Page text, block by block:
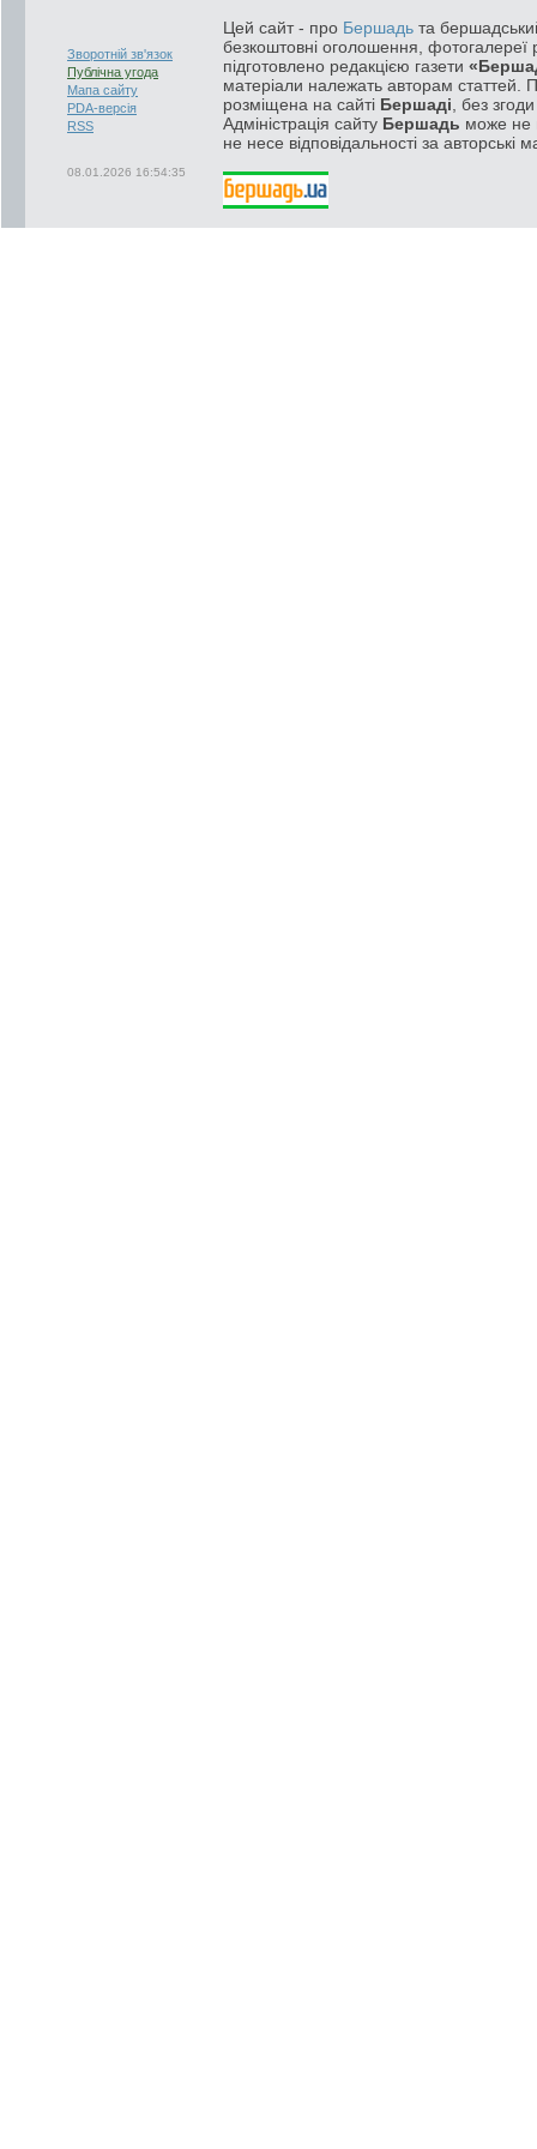
Зворотній зв'язок
Публічна угода
Мапа сайту
PDA-версія
RSS
08.01.2026 16:54:35
Цей сайт - про Бершадь та
безкоштовні оголошення, фотогалереї
підготовлено редакцією газети
матеріали належать авторам статтей.
розміщена на сайті Бершаді , без
Адміністрація сайту Бершадь може не
не несе відповідальності за авторські